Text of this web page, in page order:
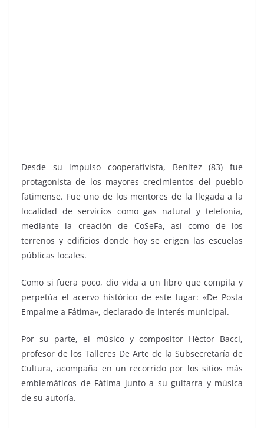
Desde su impulso cooperativista, Benítez (83) fue
protagonista de los mayores crecimientos del pueblo
fatimense. Fue uno de los mentores de la llegada a la
localidad de servicios como gas natural y telefonía,
mediante la creación de CoSeFa, así como de los
terrenos y edificios donde hoy se erigen las escuelas
públicas locales.
Como si fuera poco, dio vida a un libro que compila y
perpetúa el acervo histórico de este lugar: «De Posta
Empalme a Fátima», declarado de interés municipal.
Por su parte, el músico y compositor Héctor Bacci,
profesor de los Talleres De Arte de la Subsecretaría de
Cultura, acompaña en un recorrido por los sitios más
emblemáticos de Fátima junto a su guitarra y música
de su autoría.